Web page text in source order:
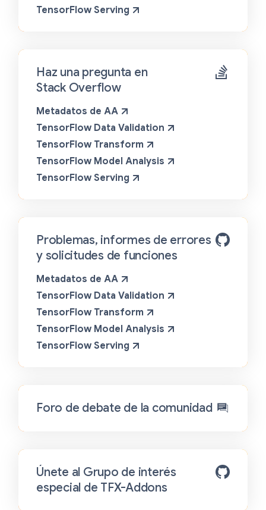
TensorFlow Serving
Haz una pregunta en
Stack Overflow
Metadatos de AA
TensorFlow Data Validation
TensorFlow Transform
TensorFlow Model Analysis
TensorFlow Serving
Problemas, informes de errores
y solicitudes de funciones
Metadatos de AA
TensorFlow Data Validation
TensorFlow Transform
TensorFlow Model Analysis
TensorFlow Serving
Foro de debate de la comunidad
Únete al Grupo de interés
especial de TFX-Addons